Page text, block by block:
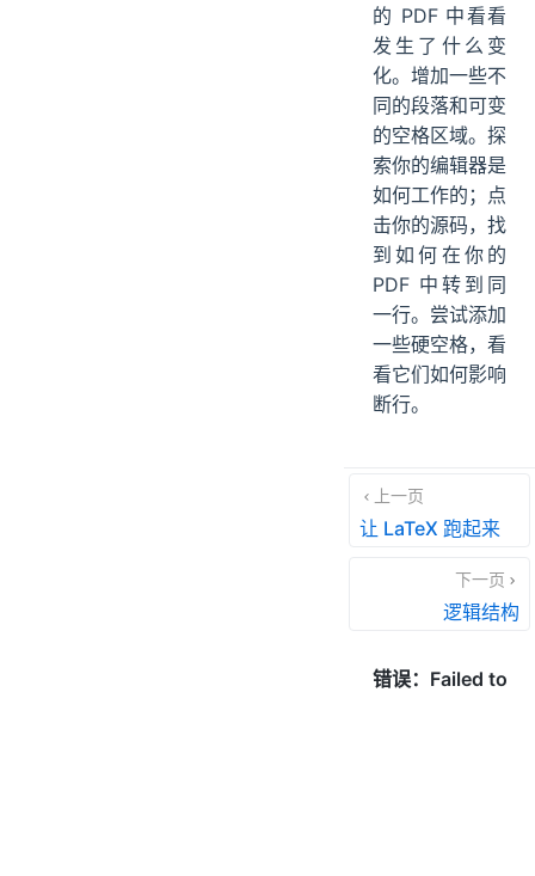
的 PDF 中看看
发生了什么变
化。增加一些不
同的段落和可变
的空格区域。探
索你的编辑器是
如何工作的；点
击你的源码，找
到如何在你的
PDF 中转到同
一行。尝试添加
一些硬空格，看
看它们如何影响
断行。
上一页
让 LaTeX 跑起来
下一页
逻辑结构